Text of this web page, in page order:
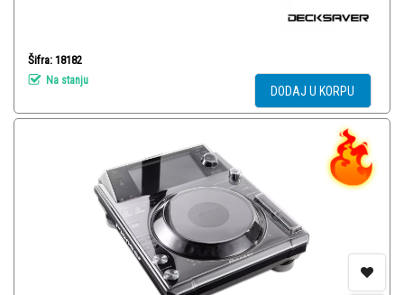
Šifra: 18182
Na stanju
DODAJ U KORPU